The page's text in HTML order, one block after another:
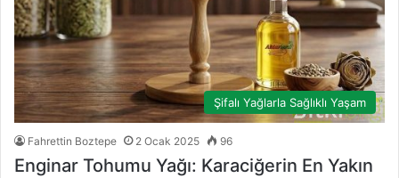
Şifalı Yağlarla Sağlıklı Yaşam
Fahrettin Boztepe 2 Ocak 2025 96
Enginar Tohumu Yağı: Karaciğerin En Yakın